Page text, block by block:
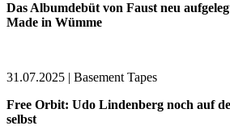
Das Albumdebüt von Faust neu
Made in Wümme
31.07.2025 | Basement Tapes
Free Orbit: Udo Lindenberg noch auf
selbst